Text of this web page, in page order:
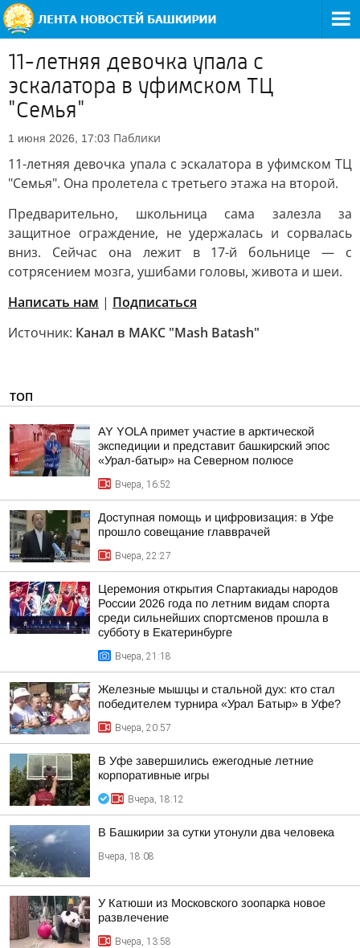
11-летняя девочка упала с
эскалатора в уфимском ТЦ
"Семья"
1 июня 2026, 17:03 Паблики
11-летняя девочка упала с эскалатора в уфимском ТЦ
"Семья". Она пролетела с третьего этажа на второй.
Предварительно, школьница сама залезла за
защитное ограждение, не удержалась и сорвалась
вниз. Сейчас она лежит в 17-й больнице — с
сотрясением мозга, ушибами головы, живота и шеи.
Написать нам | Подписаться
Источник: Канал в МАКС "Mash Batash"
ТОП
AY YOLA примет участие в арктической
экспедиции и представит башкирский эпос
«Урал-батыр» на Северном полюсе
Вчера, 16:52
Доступная помощь и цифровизация: в Уфе
прошло совещание главврачей
Вчера, 22:27
Церемония открытия Спартакиады народов
России 2026 года по летним видам спорта
среди сильнейших спортсменов прошла в
субботу в Екатеринбурге
Вчера, 21:18
Железные мышцы и стальной дух: кто стал
победителем турнира «Урал Батыр» в Уфе?
Вчера, 20:57
В Уфе завершились ежегодные летние
корпоративные игры
Вчера, 18:12
В Башкирии за сутки утонули два человека
Вчера, 18:08
У Катюши из Московского зоопарка новое
развлечение
Вчера, 13:58